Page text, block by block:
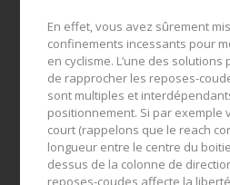
En effet, vous avez sûrement
confinements incessants pour
en cyclisme. L’une des
de rapprocher les reposes-
sont multiples et
positionnement. Si par exemple
court (rappelons que le reach
longueur entre le centre du
dessus de la colonne de